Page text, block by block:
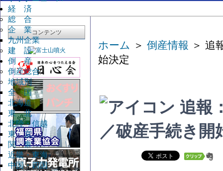
経 済
総 合
企 業
九州企業
建 設
倒 産
倒産総合
地域別
全 国
北海道
東 北
北陸・信越
東 京
関 東
近畿・東海
中国・四国
コンテンツ
ホーム ＞ 倒産情報 ＞ 追
始決定
追報
／破産手続き開